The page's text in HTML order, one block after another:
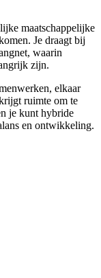
maatschappelijke
Je draagt bij
waarin
zijn.
elkaar
ruimte om te
je kunt hybride
en ontwikkeling.